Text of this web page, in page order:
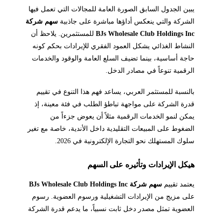
يبين الجدول السابق الصورة العامة للمجالات التي تعمل فيها
الشركة والتي ينعكس أداؤها مباشرة على جاذبية سهم شركة
BJs Wholesale Club Holdings Incللمستثمرين. يلاحظ أن
النشاط الغذائي يشكل العمود الفقري للإيرادات بحكم كونه
حاجة أساسية، بينما تضيف السلع العامة والوقود والخدمات
الرقمية تنوعاً في مصادر الدخل.
بالنسبة للمستثمر العربي، يساعد فهم هذا التنوع في تقييم
قدرة الشركة على مواجهة تباطؤ الطلب في فئة معينة، إذ
يمكن لنمو الخدمات الرقمية مثلاً أن يعوض جزءاً من
الضغوط على المبيعات التقليدية داخل الأندية، خاصة مع تغير
سلوك المستهلك نحو التجارة الإلكترونية في 2026.
هيكل الإيرادات وتأثيره على السهم
يعتمد تقييم سهم شركة BJs Wholesale Club Holdings Inc
على مزيج من الإيرادات التشغيلية ورسوم العضوية. رسوم
العضوية تمثل مصدر دخل ثابت نسبياً، ما يدعم قدرة الشركة